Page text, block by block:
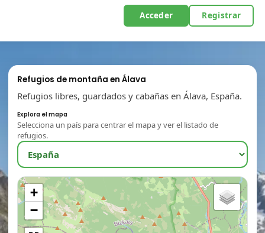
Acceder Registrar
Refugios de montaña en Álava
Refugios libres, guardados y cabañas en Álava, España.
Explora el mapa
Selecciona un país para centrar el mapa y ver el listado de
refugios.
+
−